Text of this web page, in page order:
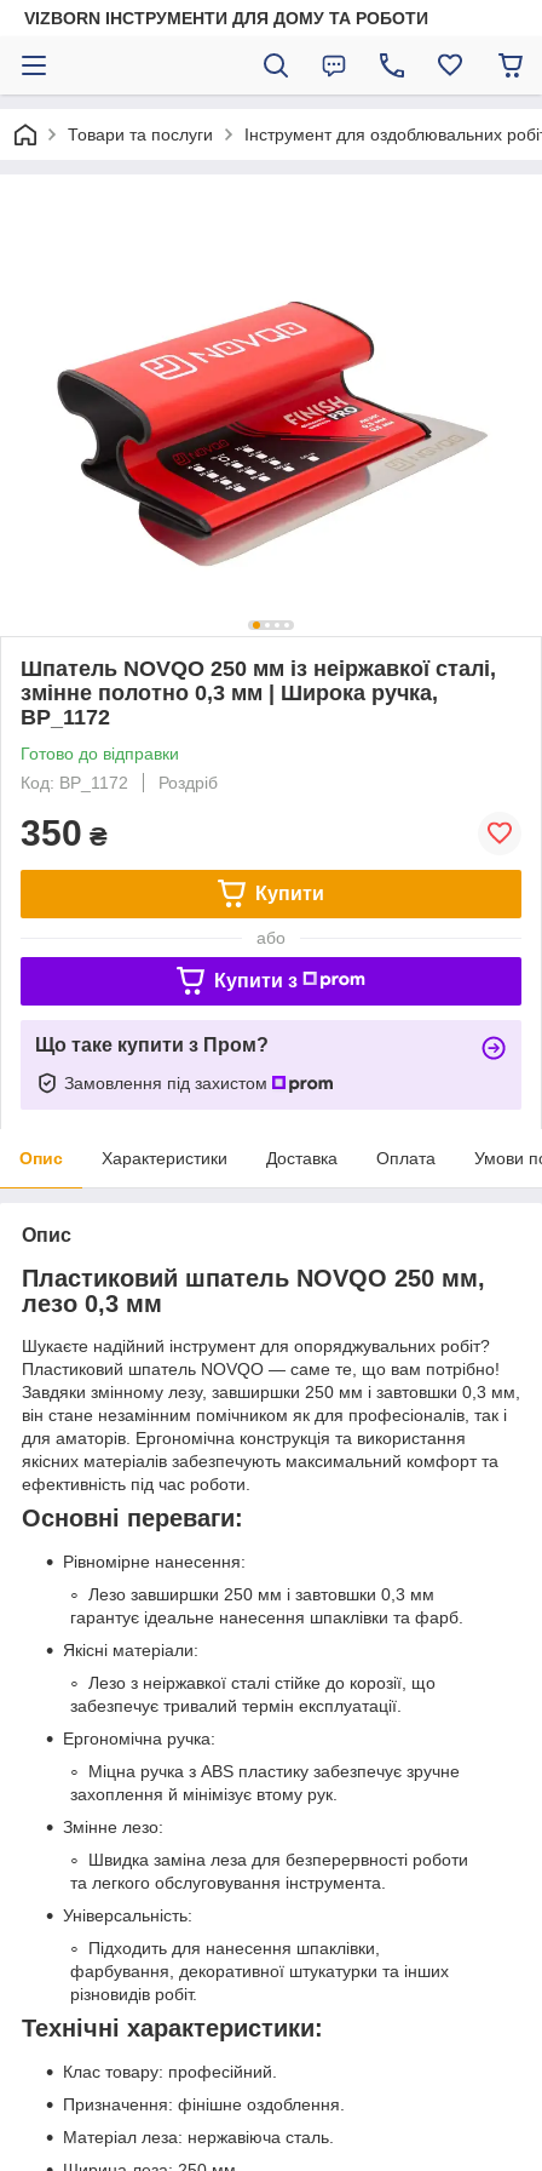
VIZBORN ІНСТРУМЕНТИ ДЛЯ ДОМУ ТА РОБОТИ
Товари та послуги Інструмент для оздоблювальних
Шпатель NOVQO 250 мм із неіржавкої сталі,
змінне полотно 0,3 мм | Широка ручка,
BP_1172
Готово до відправки
Код: BP_1172
Роздріб
350 ₴
Купити
або
Купити з
Що таке купити з Пром?
Замовлення під захистом
Опис Характеристики Доставка Оплата Умови
Опис
Пластиковий шпатель NOVQO 250 мм,
лезо 0,3 мм
Шукаєте надійний інструмент для опоряджувальних робіт?
Пластиковий шпатель NOVQO — саме те, що вам потрібно!
Завдяки змінному лезу, завширшки 250 мм і завтовшки 0,3 мм,
він стане незамінним помічником як для професіоналів, так і
для аматорів. Ергономічна конструкція та використання
якісних матеріалів забезпечують максимальний комфорт та
ефективність під час роботи.
Основні переваги:
Рівномірне нанесення:
Лезо завширшки 250 мм і завтовшки 0,3 мм
гарантує ідеальне нанесення шпаклівки та фарб.
Якісні матеріали:
Лезо з неіржавкої сталі стійке до корозії, що
забезпечує тривалий термін експлуатації.
Ергономічна ручка:
Міцна ручка з ABS пластику забезпечує зручне
захоплення й мінімізує втому рук.
Змінне лезо:
Швидка заміна леза для безперервності роботи
та легкого обслуговування інструмента.
Універсальність:
Підходить для нанесення шпаклівки,
фарбування, декоративної штукатурки та інших
різновидів робіт.
Технічні характеристики:
Клас товару: професійний.
Призначення: фінішне оздоблення.
Матеріал леза: нержавіюча сталь.